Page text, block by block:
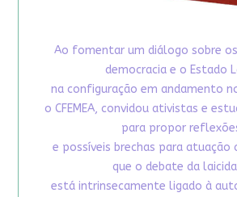
Ao fomentar um diálogo sobre
democracia e o Estado
na configuração em andamento
o CFEMEA, convidou ativistas e
para propor
e possíveis brechas para
que o debate da
está intrinsecamente ligado à